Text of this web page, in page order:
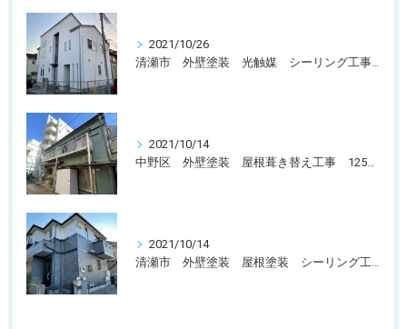
2021/10/26
清瀬市 外壁塗装 光触媒 シーリング工事 110万〜120万円
2021/10/14
中野区 外壁塗装 屋根葺き替え工事 125万〜135万円
2021/10/14